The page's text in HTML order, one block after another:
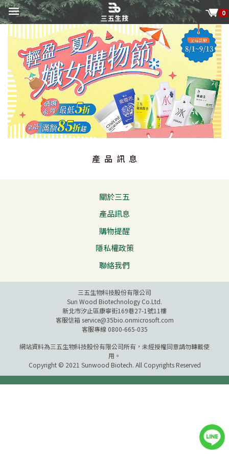
0
產品訊息
關於三五
產品訊息
購物提醒
隱私權政策
聯絡我們
三五生物科技股份有限公司
Sun Wood Biotechnology Co.Ltd.
新北市汐止區康寧街169巷27-1號11樓
客服信箱service@35bio.onmicrosoft.com
客服專線 0800-665-035
網站資料為三五生物科技股份有限公司所有，未經授權同意請勿轉載使
用。
Copyright © 2021 Sunwood Biotech. All Copyrights Reserved